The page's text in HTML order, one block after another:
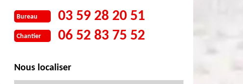
Bureau 03 59 28 20 51
Chantier 06 52 83 75 52
Nous localiser